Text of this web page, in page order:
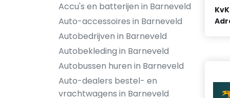
Accu's en batterijen in Barneveld
Auto-accessoires in Barneveld
Autobedrijven in Barneveld
Autobekleding in Barneveld
Autobussen huren in Barneveld
Auto-dealers bestel- en
vrachtwagens in Barneveld